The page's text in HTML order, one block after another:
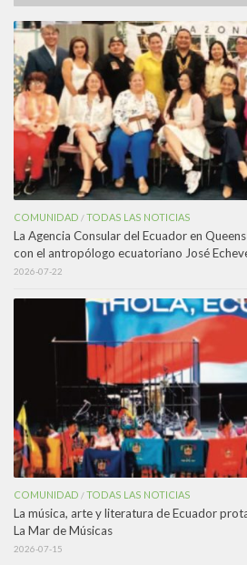
COMUNIDAD /TODAS LAS NOTICIAS
La Agencia Consular del Ecuador en
con el antropólogo ecuatoriano José
2026-07-22
COMUNIDAD /TODAS LAS NOTICIAS
La música, arte y literatura de Ecuador
La Mar de Músicas
2026-07-15